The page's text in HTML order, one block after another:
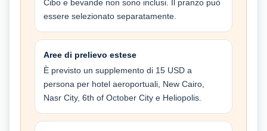
Cibo e bevande non sono inclusi. Il pranzo può
essere selezionato separatamente.
Aree di prelievo estese
È previsto un supplemento di 15 USD a
persona per hotel aeroportuali, New Cairo,
Nasr City, 6th of October City e Heliopolis.